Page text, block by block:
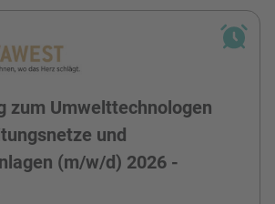
zum Umwelttechnologen
und
(m/w/d) 2026 -